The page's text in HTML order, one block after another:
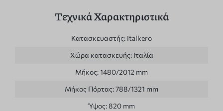
Τεχνικά Χαρακτηριστικά
Κατασκευαστής: Italkero
Χώρα κατασκευής: Ιταλία
Μήκος:1480/2012 mm
Μήκος Πόρτας:788/1321 mm
Ύψος:820 mm